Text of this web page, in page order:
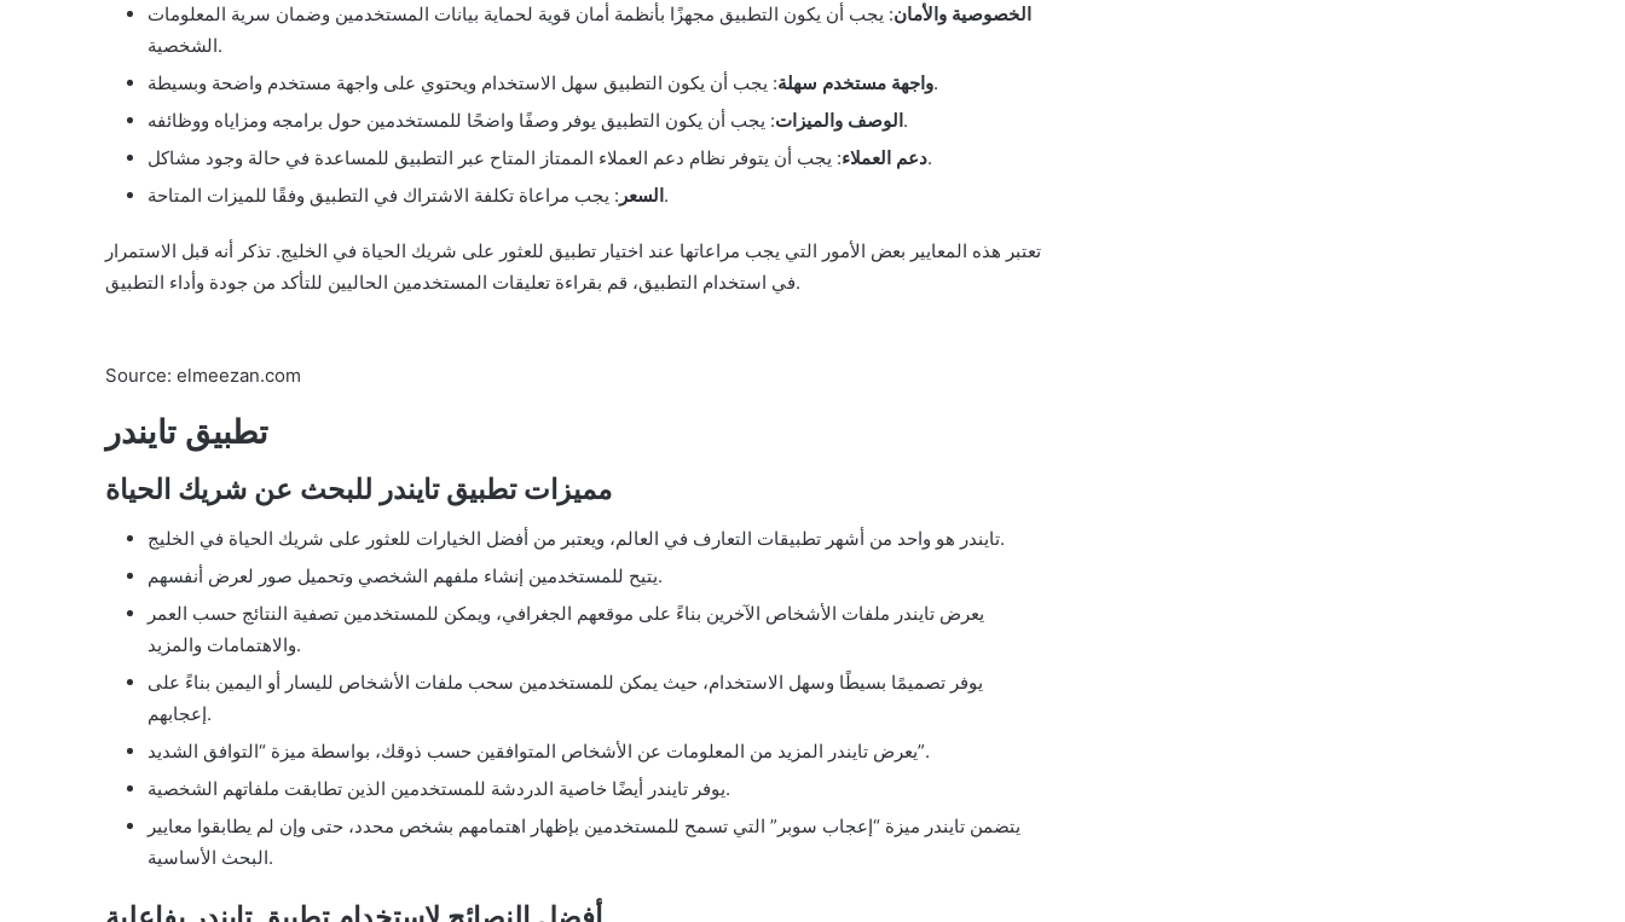
الخصوصية والأمان: يجب أن يكون التطبيق مجهزًا بأنظمة أمان قوية لحماية بيانات المستخدمين وضمان سرية المعلومات
الشخصية.
واجهة مستخدم سهلة: يجب أن يكون التطبيق سهل الاستخدام ويحتوي على واجهة مستخدم واضحة وبسيطة.
الوصف والميزات: يجب أن يكون التطبيق يوفر وصفًا واضحًا للمستخدمين حول برامجه ومزاياه ووظائفه.
دعم العملاء: يجب أن يتوفر نظام دعم العملاء الممتاز المتاح عبر التطبيق للمساعدة في حالة وجود مشاكل.
السعر: يجب مراعاة تكلفة الاشتراك في التطبيق وفقًا للميزات المتاحة.
تعتبر هذه المعايير بعض الأمور التي يجب مراعاتها عند اختيار تطبيق للعثور على شريك الحياة في الخليج. تذكر أنه قبل الاستمرار
في استخدام التطبيق، قم بقراءة تعليقات المستخدمين الحاليين للتأكد من جودة وأداء التطبيق.
Source: elmeezan.com
تطبيق تايندر
مميزات تطبيق تايندر للبحث عن شريك الحياة
تايندر هو واحد من أشهر تطبيقات التعارف في العالم، ويعتبر من أفضل الخيارات للعثور على شريك الحياة في الخليج.
يتيح للمستخدمين إنشاء ملفهم الشخصي وتحميل صور لعرض أنفسهم.
يعرض تايندر ملفات الأشخاص الآخرين بناءً على موقعهم الجغرافي، ويمكن للمستخدمين تصفية النتائج حسب العمر
والاهتمامات والمزيد.
يوفر تصميمًا بسيطًا وسهل الاستخدام، حيث يمكن للمستخدمين سحب ملفات الأشخاص لليسار أو اليمين بناءً على
إعجابهم.
يعرض تايندر المزيد من المعلومات عن الأشخاص المتوافقين حسب ذوقك، بواسطة ميزة “التوافق الشديد”.
يوفر تايندر أيضًا خاصية الدردشة للمستخدمين الذين تطابقت ملفاتهم الشخصية.
يتضمن تايندر ميزة “إعجاب سوبر” التي تسمح للمستخدمين بإظهار اهتمامهم بشخص محدد، حتى وإن لم يطابقوا معايير
البحث الأساسية.